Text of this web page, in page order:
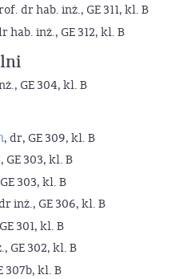
dr hab. inż., GE 311, kl. B
hab. inż., GE 312, kl. B
GE 304, kl. B
, dr, GE 309, kl. B
GE 303, kl. B
303, kl. B
inż., GE 306, kl. B
301, kl. B
GE 302, kl. B
307b, kl. B